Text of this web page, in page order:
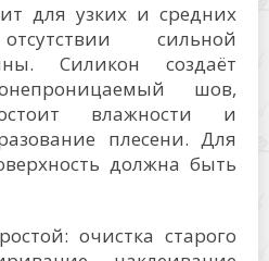
для узких и средних
сильной
Силикон создаёт
шов,
влажности и
плесени. Для
должна быть
очистка старого